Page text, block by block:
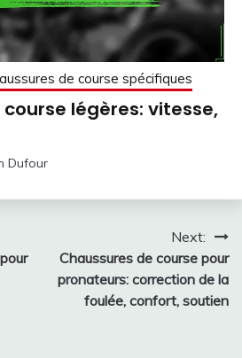
de course spécifiques
légères: vitesse,
Dufour
Next:
Chaussures de course pour
pronateurs: correction de la
foulée, confort, soutien